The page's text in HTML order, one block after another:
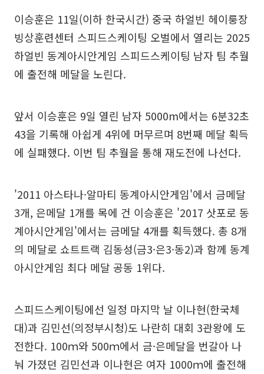
이승훈은 11일(이하 한국시간) 중국 하얼빈 헤이룽장
빙상훈련센터 스피드스케이팅 오벌에서 열리는 2025
하얼빈 동계아시안게임 스피드스케이팅 남자 팀 추월
에 출전해 메달을 노린다.
앞서 이승훈은 9일 열린 남자 5000m에서는 6분32초
43을 기록해 아쉽게 4위에 머무르며 8번째 메달 획득
에 실패했다. 이번 팀 추월을 통해 재도전에 나선다.
'2011 아스타나·알마티 동계아시안게임'에서 금메달
3개, 은메달 1개를 목에 건 이승훈은 '2017 삿포로 동
계아시안게임'에서는 금메달 4개를 획득했다. 총 8개
의 메달로 쇼트트랙 김동성(금3·은3·동2)과 함께 동계
아시안게임 최다 메달 공동 1위다.
스피드스케이팅에선 일정 마지막 날 이나현(한국체
대)과 김민선(의정부시청)도 나란히 대회 3관왕에 도
전한다. 100ｍ와 500ｍ에서 금·은메달을 번갈아 나
눠 가졌던 김민선과 이나현은 여자 1000ｍ에 출전해